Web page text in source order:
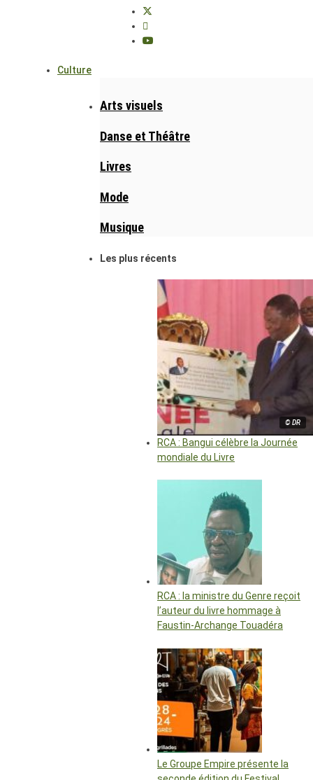
Culture
Arts visuels
Danse et Théâtre
Livres
Mode
Musique
Les plus récents
© DR
RCA : Bangui célèbre la Journée
mondiale du Livre
RCA : la ministre du Genre reçoit
l’auteur du livre hommage à
Faustin-Archange Touadéra
Le Groupe Empire présente la